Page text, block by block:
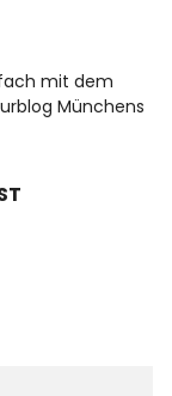
mit dem
Münchens